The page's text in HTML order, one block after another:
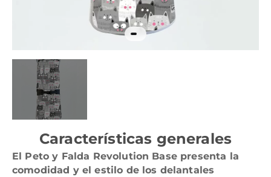
Características generales
El Peto y Falda Revolution Base presenta la
comodidad y el estilo de los delantales